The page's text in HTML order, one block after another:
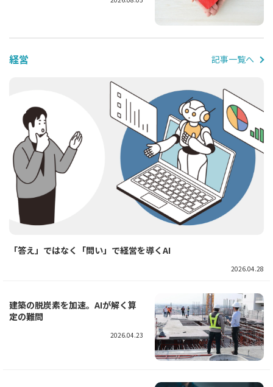
経営 記事一覧へ
「答え」ではなく「問い」で経営を導くAI
2026.04.28
建築の脱炭素を加速。AIが解く算
定の難問
2026.04.23